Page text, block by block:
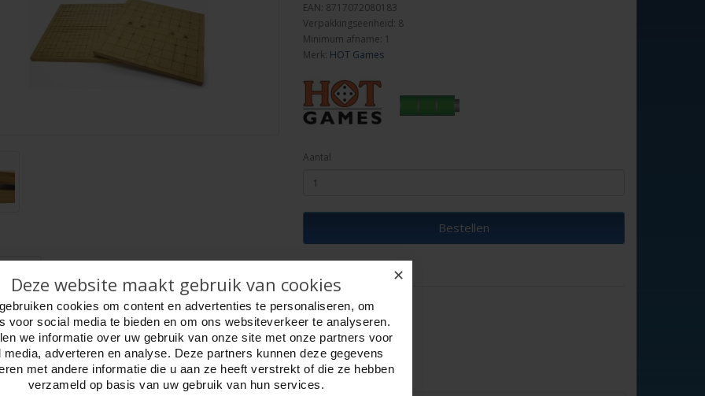
EAN: 8717072080183
Verpakkingseenheid: 8
Minimum afname: 1
Merk: HOT Games
Aantal
Bestellen
Chinees schaak + Go bord dubbelzijdig
lijnen Xiang-qi en onderkant Go bord met 19 x 19 lijnen
47x44,5cm
in kartonnen doos.
✕
Deze website maakt gebruik van cookies
cookies om content en advertenties te personaliseren, om
voor social media te bieden en om ons websiteverkeer te analyseren.
we informatie over uw gebruik van onze site met onze partners voor
media, adverteren en analyse. Deze partners kunnen deze gegevens
met andere informatie die u aan ze heeft verstrekt of die ze hebben
verzameld op basis van uw gebruik van hun services.